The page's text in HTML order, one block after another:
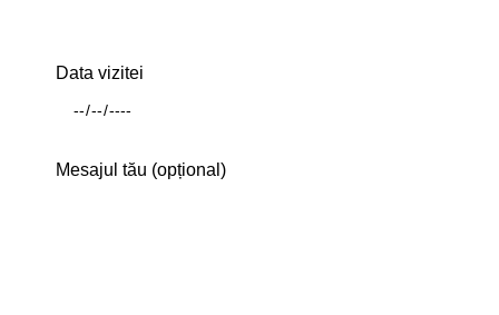
Data vizitei
Mesajul tău (opțional)